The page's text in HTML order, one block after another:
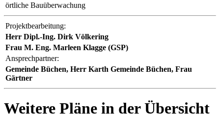
örtliche Bauüberwachung
Projektbearbeitung:
Herr Dipl.-Ing. Dirk Völkering
Frau M. Eng. Marleen Klagge (GSP)
Ansprechpartner:
Gemeinde Büchen, Herr Karth Gemeinde Büchen, Frau
Gärtner
Weitere Pläne in der Übersicht